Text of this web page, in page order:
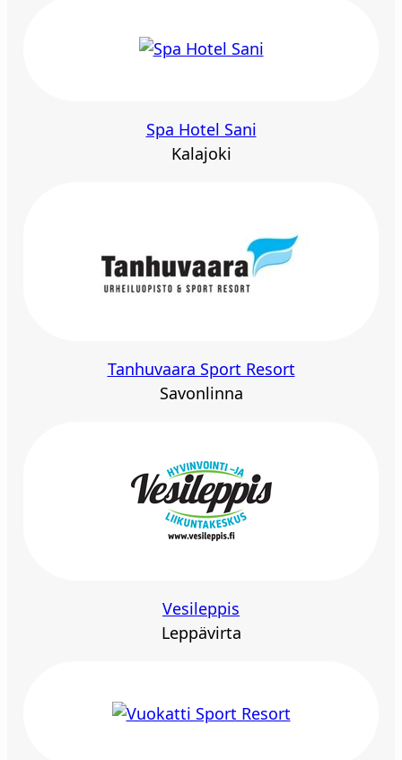
Spa Hotel Sani
Kalajoki
Tanhuvaara Sport Resort
Savonlinna
Vesileppis
Leppävirta